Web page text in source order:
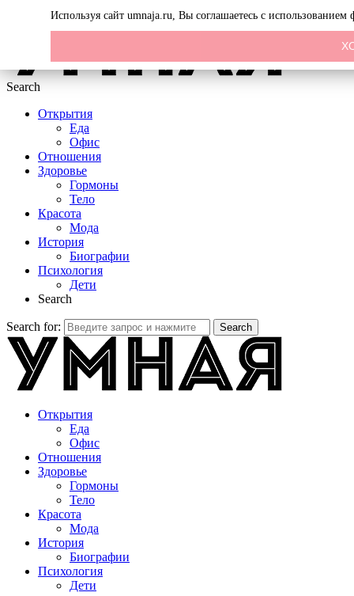
Search
Открытия
Еда
Офис
Отношения
Здоровье
Гормоны
Тело
Красота
Мода
История
Биографии
Психология
Дети
Search
Search for: Search
Открытия
Еда
Офис
Отношения
Здоровье
Гормоны
Тело
Красота
Мода
История
Биографии
Психология
Дети
Используя сайт umnaja.ru, Вы соглашаетесь с использованием